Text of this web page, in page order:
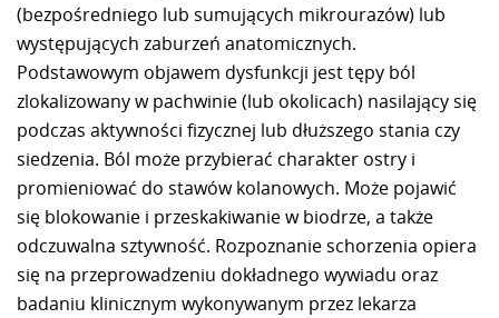
(bezpośredniego lub sumujących mikrourazów) lub
występujących zaburzeń anatomicznych.
Podstawowym objawem dysfunkcji jest tępy ból
zlokalizowany w pachwinie (lub okolicach) nasilający się
podczas aktywności fizycznej lub dłuższego stania czy
siedzenia. Ból może przybierać charakter ostry i
promieniować do stawów kolanowych. Może pojawić
się blokowanie i przeskakiwanie w biodrze, a także
odczuwalna sztywność. Rozpoznanie schorzenia opiera
się na przeprowadzeniu dokładnego wywiadu oraz
badaniu klinicznym wykonywanym przez lekarza